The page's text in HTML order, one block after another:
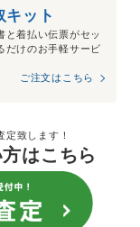
キット
と着払い伝票がセッ
だけのお手軽サービ
ご注文はこちら
致します！
はこちら